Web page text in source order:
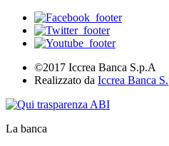
©2017 Iccrea Banca S.p.A
Realizzato da Iccrea Banca
La banca